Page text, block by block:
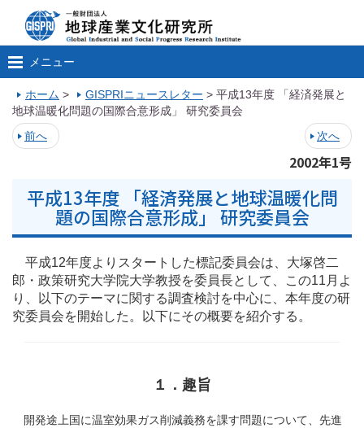
メニュー
ホーム > GISPRIニュースレター > 平成13年度 「経済発展と
地球温暖化問題の国際合意形成」 研究委員会
前へ
次へ
2002年1号
平成13年度 「経済発展と地球温暖化問
題の国際合意形成」 研究委員会
平成12年度よりスタートした標記委員会は、大塚啓二
郎・政策研究大学院大学教授を委員長として、この11月よ
り、以下のテーマに関する調査検討を中心に、本年度の研
究委員会を開始した。以下にその概要を紹介する。
１．趣旨
開発途上国に温室効果ガス削減義務を課す問題について、先進